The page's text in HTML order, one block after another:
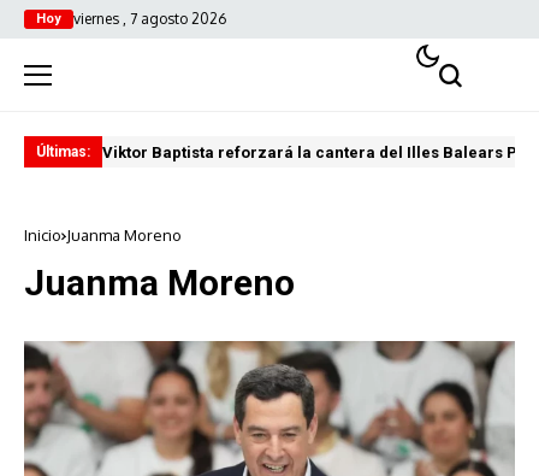
Hoy viernes , 7 agosto 2026
Últimas: Viktor Baptista reforzará la cantera del Illes Balears
Inicio Juanma Moreno
Juanma Moreno